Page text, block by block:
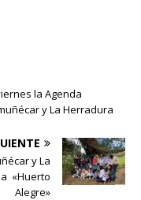
la Agenda
y La Herradura
y La
«Huerto
Alegre»